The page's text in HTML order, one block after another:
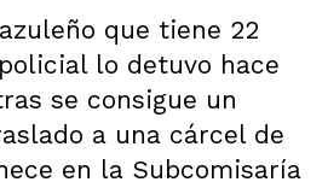
que tiene 22
lo detuvo hace
se consigue un
a una cárcel de
en la Subcomisaría